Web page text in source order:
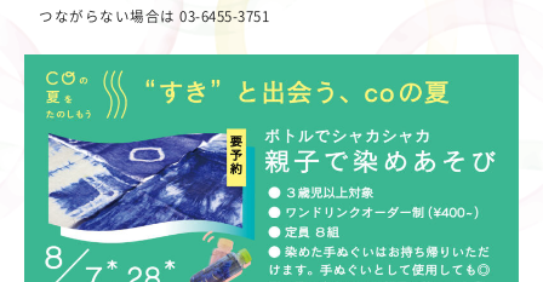
つながらない場合は 03-6455-3751